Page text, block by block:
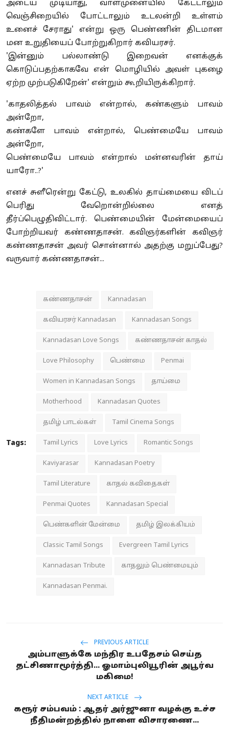
அடைய முடியாது, வாள்முனையில் கேட்டாலும்
வெஞ்சிறையில் போட்டாலும் உடலன்றி உள்ளம்
உனைச் சேராது' என்று ஒரு பெண்ணின் திடமான
மன உறுதியைப் போற்றுகிறார் கவியரசர்.
'இன்னும் பல்லாண்டு இறைவன் எனக்குக்
கொடுப்பதற்காகவே என் மொழியில் அவள் புகழை
ஏற்ற முற்படுகிறேன்' என்றும் கூறியிருக்கிறார்.
'காதலித்தல் பாவம் என்றால், கண்களும் பாவம்
அன்றோ,
கண்களே பாவம் என்றால், பெண்மையே பாவம்
அன்றோ,
பெண்மையே பாவம் என்றால் மன்னவரின் தாய்
யாரோ..?'
எனச் சுளீரென்று கேட்டு, உலகில் தாய்மையை விடப்
பெரிது வேறொன்றில்லை எனத்
தீர்ப்பெழுதிவிட்டார். பெண்மையின் மேன்மையைப்
போற்றியவர் கண்ணதாசன். கவிஞர்களின் கவிஞர்
கண்ணதாசன் அவர் சொன்னால் அதற்கு மறுப்பேது?
வருவார் கண்ணதாசன்...
Tags:
கண்ணதாசன் Kannadasan
கவியரசர் Kannadasan Kannadasan Songs
Kannadasan Love Songs கண்ணதாசன் காதல்
Love Philosophy பெண்மை Penmai
Women in Kannadasan Songs தாய்மை
Motherhood Kannadasan Quotes
தமிழ் பாடல்கள் Tamil Cinema Songs
Tamil Lyrics Love Lyrics Romantic Songs
Kaviyarasar Kannadasan Poetry
Tamil Literature காதல் கவிதைகள்
Penmai Quotes Kannadasan Special
பெண்களின் மேன்மை தமிழ் இலக்கியம்
Classic Tamil Songs Evergreen Tamil Lyrics
Kannadasan Tribute காதலும் பெண்மையும்
Kannadasan Penmai.
PREVIOUS ARTICLE
அம்பாளுக்கே மந்திர உபதேசம் செய்த
தட்சிணாமூர்த்தி... ஓமாம்புலியூரின் அபூர்வ
மகிமை!
NEXT ARTICLE
கரூர் சம்பவம் : ஆதர் அர்ஜுனா வழக்கு உச்ச
நீதிமன்றத்தில் நாளை விசாரணை...